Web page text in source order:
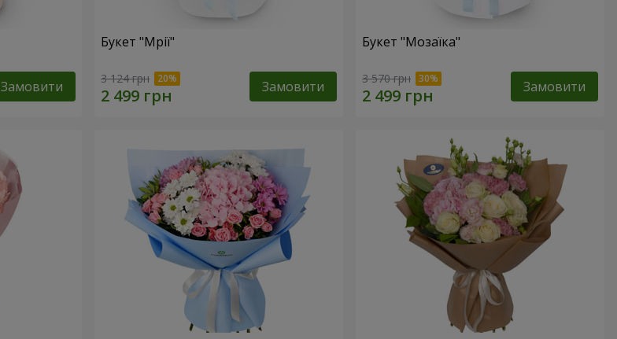
Замовити
Букет "Мрії"
3 124 грн Замовити
Букет "Мозаїка"
3 570 грн Замовити